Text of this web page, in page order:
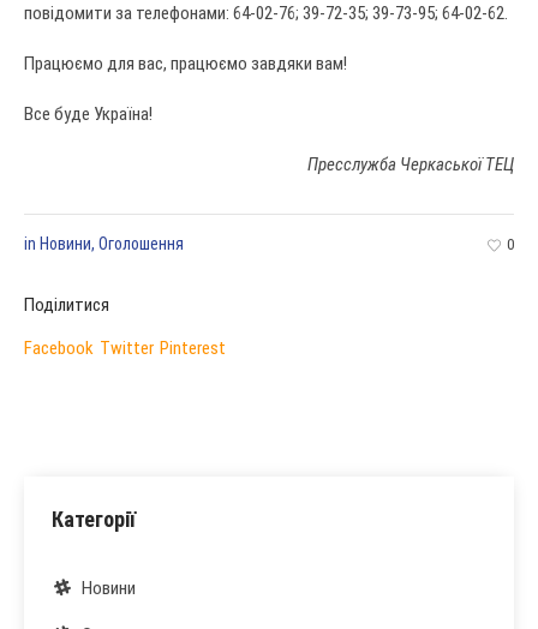
повідомити за телефонами: 64-02-76; 39-72-35; 39-73-95; 64-02-62.
Працюємо для вас, працюємо завдяки вам!
Все буде Україна!
Пресслужба Черкаської ТЕЦ
0
in Новини, Оголошення
Поділитися
Facebook Twitter Pinterest
Категорії
Новини